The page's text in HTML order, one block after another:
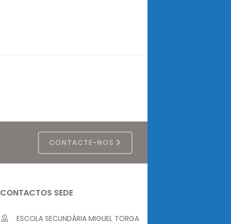
CONTACTE-NOS
CONTACTOS SEDE
ESCOLA SECUNDÁRIA MIGUEL TORGA